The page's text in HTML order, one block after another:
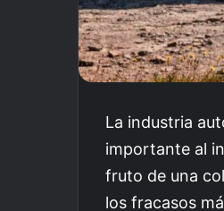
La industria
importante al
fruto de una
los fracasos